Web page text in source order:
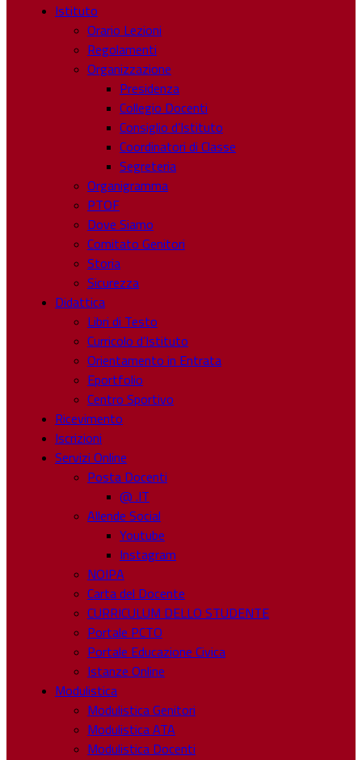
Istituto
Orario Lezioni
Regolamenti
Organizzazione
Presidenza
Collegio Docenti
Consiglio d’Istituto
Coordinatori di Classe
Segreteria
Organigramma
PTOF
Dove Siamo
Comitato Genitori
Storia
Sicurezza
Didattica
Libri di Testo
Curricolo d’Istituto
Orientamento in Entrata
Eportfolio
Centro Sportivo
Ricevimento
Iscrizioni
Servizi Online
Posta Docenti
@ .IT
Allende Social
Youtube
Instagram
NOIPA
Carta del Docente
CURRICULUM DELLO STUDENTE
Portale PCTO
Portale Educazione Civica
Istanze Online
Modulistica
Modulistica Genitori
Modulistica ATA
Modulistica Docenti